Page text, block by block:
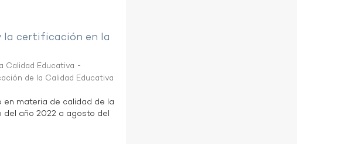
la certificación en la
Calidad Educativa -
de la Calidad Educativa
en materia de calidad de la
año 2022 a agosto del